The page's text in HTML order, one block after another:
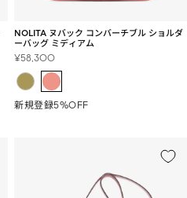
NOLITA ヌバック コンバーチブル ショルダ
ーバッグ ミディアム
セ
ル
格
¥58,300
新規登録5%OFF